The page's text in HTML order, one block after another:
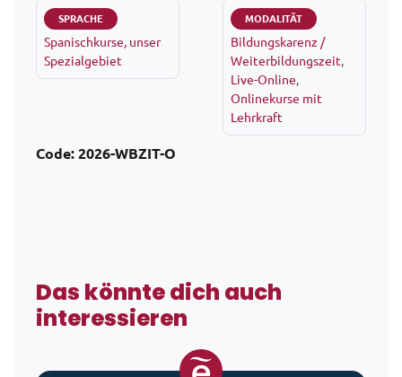
SPRACHE
Spanischkurse, unser
Spezialgebiet
MODALITÄT
Bildungskarenz /
Weiterbildungszeit,
Live-Online,
Onlinekurse mit
Lehrkraft
Code: 2026-WBZIT-O
Das könnte dich auch
interessieren